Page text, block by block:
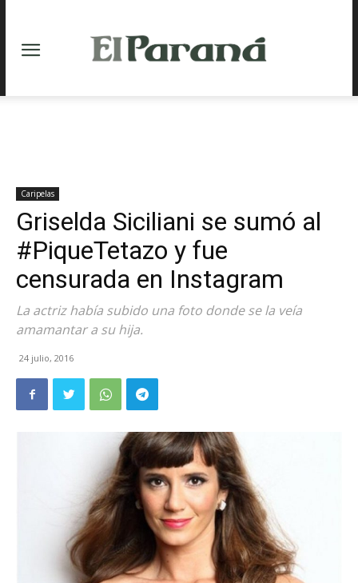
Caripelas
Griselda Siciliani se sumó al
#PiqueTetazo y fue
censurada en Instagram
La actriz había subido una foto donde se la veía
amamantar a su hija.
24 julio, 2016